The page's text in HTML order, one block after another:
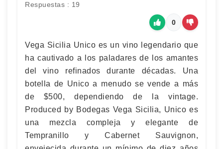
Respuestas : 19
0
Vega Sicilia Unico es un vino legendario que
ha cautivado a los paladares de los amantes
del vino refinados durante décadas. Una
botella de Unico a menudo se vende a más
de $500, dependiendo de la vintage.
Produced by Bodegas Vega Sicilia, Unico es
una mezcla compleja y elegante de
Tempranillo y Cabernet Sauvignon,